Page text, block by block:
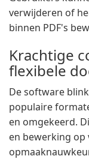
verwijderen of
binnen PDF's
Krachtige
flexibele
De software
populaire
en omgekeerd.
en bewerking